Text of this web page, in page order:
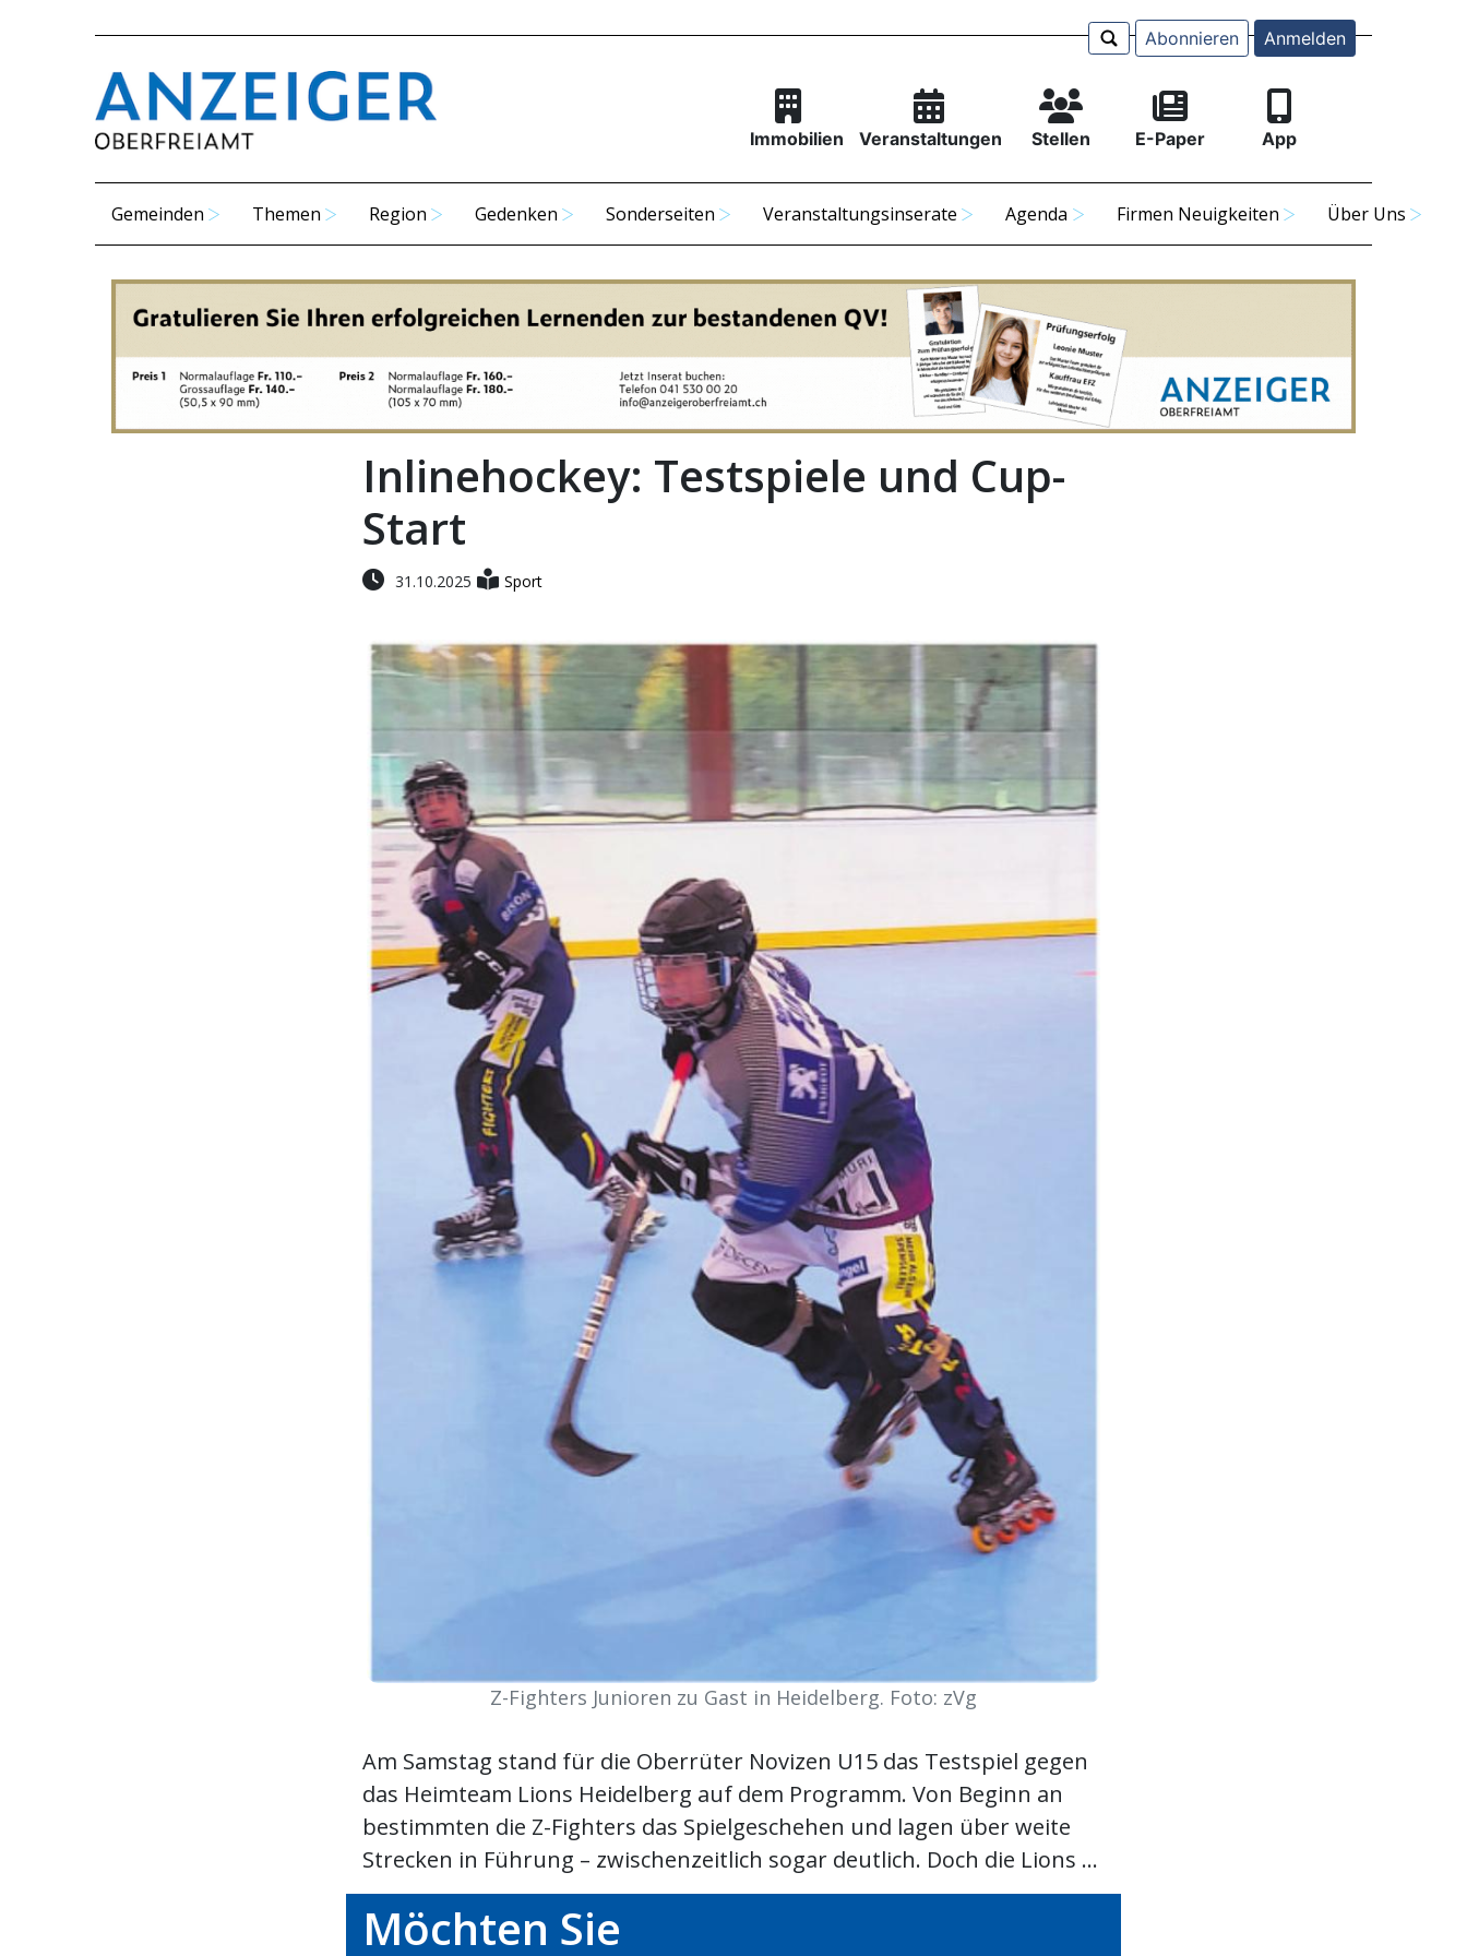
Abonnieren Anmelden
Immobilien Veranstaltungen Stellen E-Paper App
Gemeinden Themen Region Gedenken Sonderseiten Veranstaltungsinserate Agenda Firmen Neuigkeiten Über Uns
Inlinehockey: Testspiele und Cup-
Start
31.10.2025 Sport
Z-Fighters Junioren zu Gast in Heidelberg. Foto: zVg
Am Samstag stand für die Oberrüter Novizen U15 das Testspiel gegen
das Heimteam Lions Heidelberg auf dem Programm. Von Beginn an
bestimmten die Z-Fighters das Spielgeschehen und lagen über weite
Strecken in Führung – zwischenzeitlich sogar deutlich. Doch die Lions ...
Möchten Sie